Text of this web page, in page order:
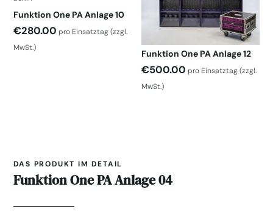
Funktion One PA Anlage 10
€280.00 pro Einsatztag (zzgl.
MwSt.)
Funktion One PA Anlage 12
€500.00 pro Einsatztag(zzgl.
MwSt.)
DAS PRODUKT IM DETAIL
Funktion One PA Anlage 04